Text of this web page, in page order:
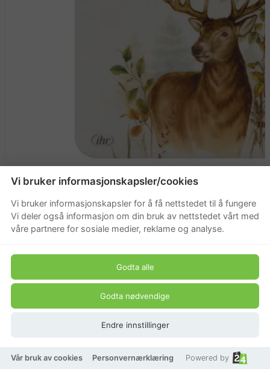
Coaster
39,20 kr
Vi bruker informasjonskapsler/cookies
Vi bruker informasjonskapsler for å få nettstedet til å fungere
Vi deler også informasjon om din bruk av nettstedet vårt med
våre partnere for sosiale medier, reklame og analyse.
Godta alle
Godta nødvendige
Endre innstillinger
Vår bruk av cookies Personvernærklæring Powered by